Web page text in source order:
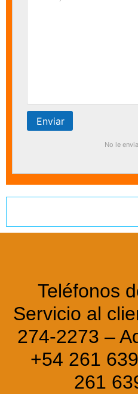
No le
Teléfonos
Servicio al
274-2273 –
+54 261
261